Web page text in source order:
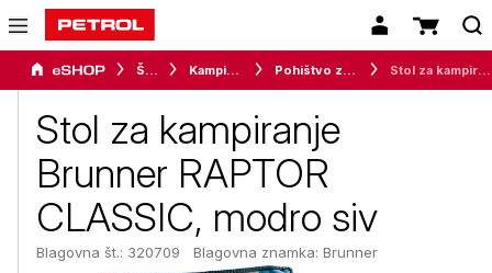
Šport Kampiranje Pohištvo za kampiranje
Stol za kampiranje
Brunner RAPTOR
CLASSIC, modro siv
Blagovna št.: 320709 Blagovna znamka: Brunner